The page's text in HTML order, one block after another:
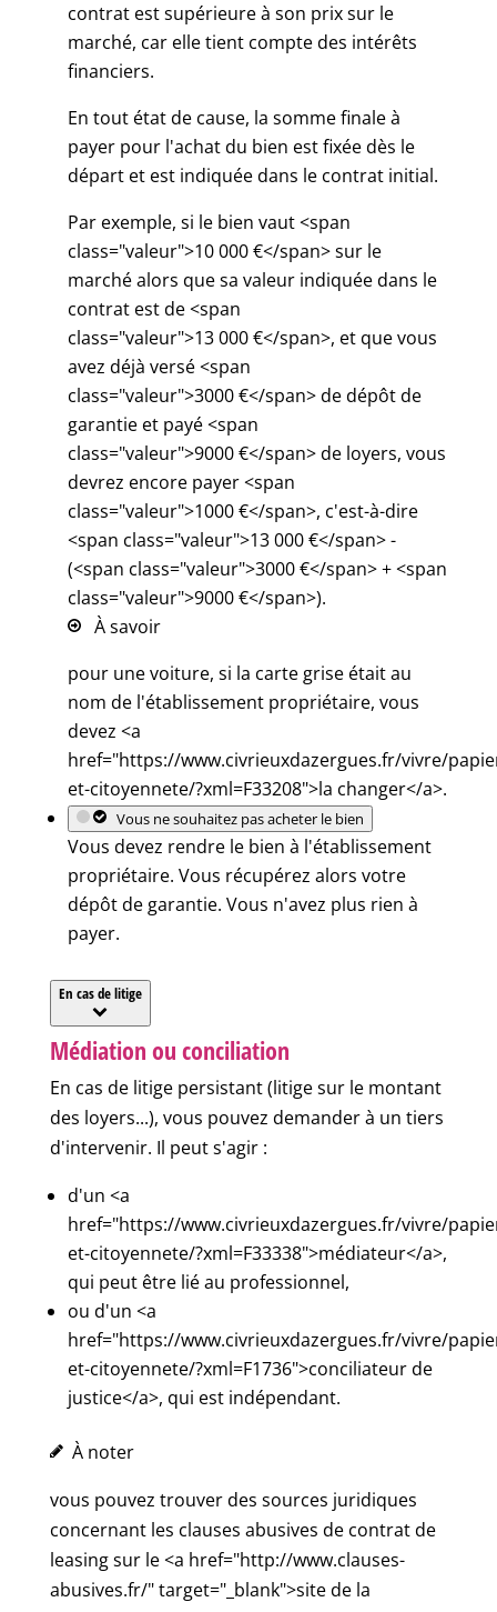
contrat est supérieure à son prix sur le
marché, car elle tient compte des intérêts
financiers.
En tout état de cause, la somme finale à
payer pour l'achat du bien est fixée dès le
départ et est indiquée dans le contrat initial.
Par exemple, si le bien vaut <span
class="valeur">10 000 €</span> sur le
marché alors que sa valeur indiquée dans le
contrat est de <span
class="valeur">13 000 €</span>, et que vous
avez déjà versé <span
class="valeur">3000 €</span> de dépôt de
garantie et payé <span
class="valeur">9000 €</span> de loyers, vous
devrez encore payer <span
class="valeur">1000 €</span>, c'est-à-dire
<span class="valeur">13 000 €</span> -
(<span class="valeur">3000 €</span> + <span
class="valeur">9000 €</span>).
À savoir
pour une voiture, si la carte grise était au
nom de l'établissement propriétaire, vous
devez <a
href="https://www.civrieuxdazergues.fr/vivre/
et-citoyennete/?xml=F33208">la changer</a>.
Vous ne souhaitez pas acheter le bien
Vous devez rendre le bien à l'établissement
propriétaire. Vous récupérez alors votre
dépôt de garantie. Vous n'avez plus rien à
payer.
En cas de litige
Médiation ou conciliation
En cas de litige persistant (litige sur le montant
des loyers...), vous pouvez demander à un tiers
d'intervenir. Il peut s'agir :
d'un <a
href="https://www.civrieuxdazergues.fr/vivre/
et-citoyennete/?xml=F33338">médiateur</a>,
qui peut être lié au professionnel,
ou d'un <a
href="https://www.civrieuxdazergues.fr/vivre/
et-citoyennete/?xml=F1736">conciliateur de
justice</a>, qui est indépendant.
À noter
vous pouvez trouver des sources juridiques
concernant les clauses abusives de contrat de
leasing sur le <a href="http://www.clauses-
abusives.fr/" target="_blank">site de la